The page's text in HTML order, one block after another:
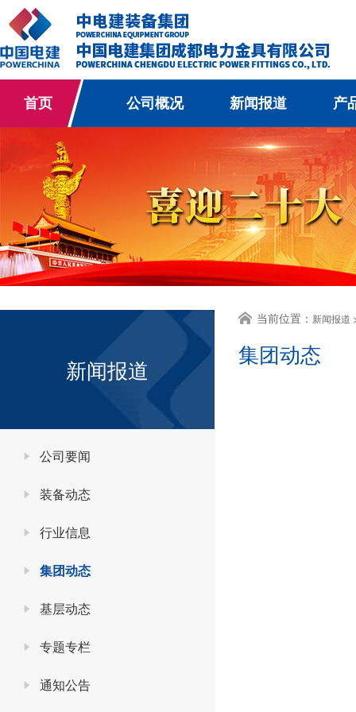
首页 公司概况 新闻报道 产
新闻报道
公司要闻
装备动态
行业信息
集团动态
基层动态
专题专栏
通知公告
当前位置： 新闻报道
集团动态